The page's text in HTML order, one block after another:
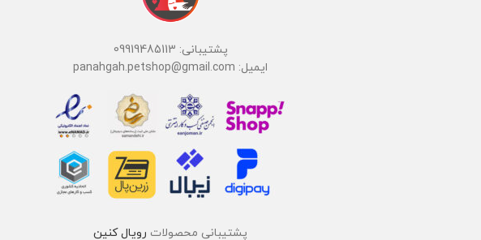
پشتیبانی: 09919485113
ایمیل: panahgah.petshop@gmail.com
پشتیبانی محصولات رویال کنین